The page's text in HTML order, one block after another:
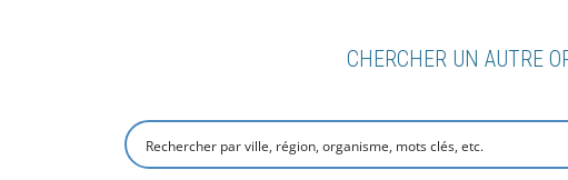
CHERCHER UN AUTRE